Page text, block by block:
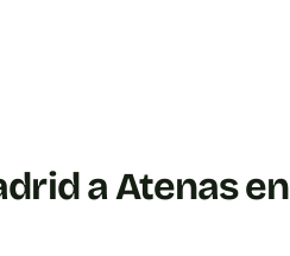
a Atenas en